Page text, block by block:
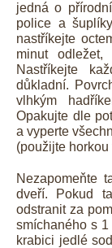
jedná o
police a
nastříkejte
minut odležet,
Nastříkejte
důkladní.
vlhkým
Opakujte dle
a vyperte
(použijte
Nezapomeňte
dveří. Pokud
odstranit za
smíchaného s 1
krabici jedlé